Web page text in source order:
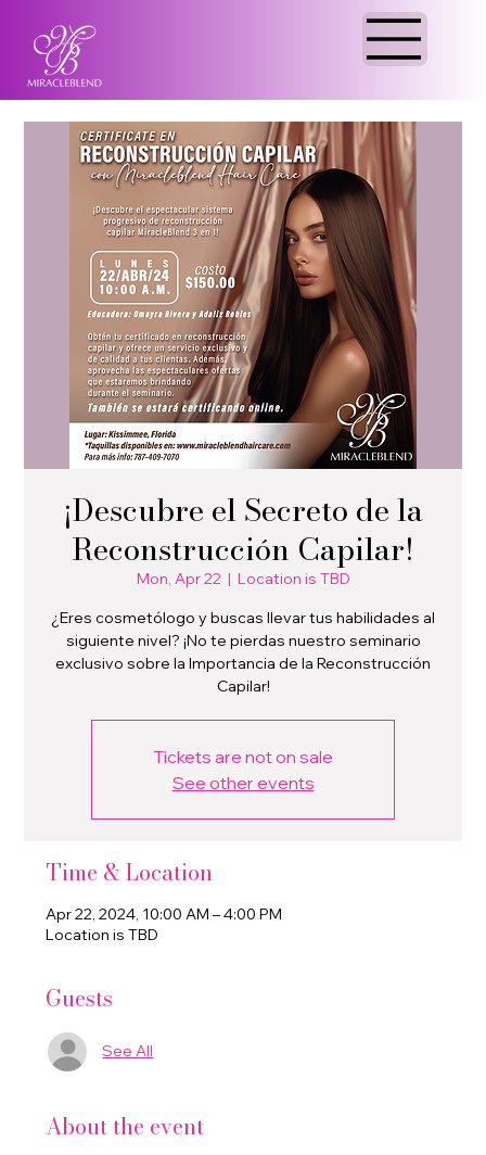
¡Descubre el Secreto de la
Reconstrucción Capilar!
Mon, Apr 22
  |
Location is TBD
¿Eres cosmetólogo y buscas llevar tus habilidades al
siguiente nivel? ¡No te pierdas nuestro seminario
exclusivo sobre la Importancia de la Reconstrucción
Capilar!
Tickets are not on sale
See other events
Time & Location
Apr 22, 2024, 10:00 AM – 4:00 PM
Location is TBD
Guests
See All
About the event